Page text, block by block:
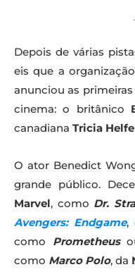
Depois de várias
eis que a
anunciou as
cinema: o britânico
canadiana Tricia
O ator Benedict
grande público.
Marvel, como Dr.
Avengers: Endgame,
como Prometheus
como Marco Polo, da